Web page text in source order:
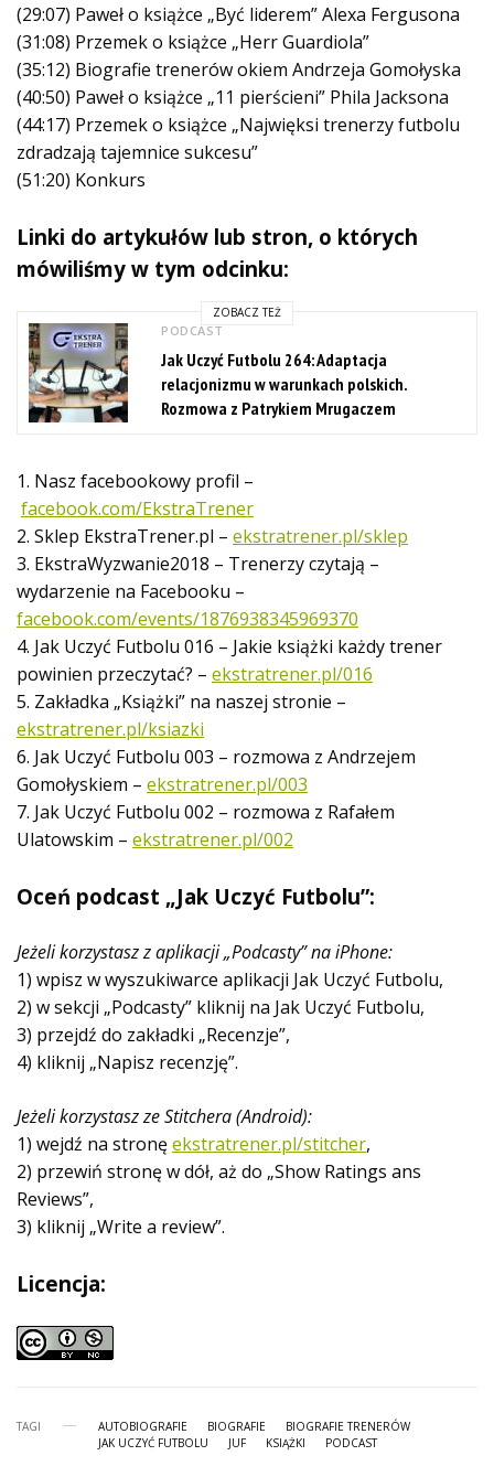
(29:07) Paweł o książce „Być liderem” Alexa Fergusona
(31:08) Przemek o książce „Herr Guardiola”
(35:12) Biografie trenerów okiem Andrzeja Gomołyska
(40:50) Paweł o książce „11 pierścieni” Phila Jacksona
(44:17) Przemek o książce „Najwięksi trenerzy futbolu
zdradzają tajemnice sukcesu”
(51:20) Konkurs
Linki do artykułów lub stron, o których
mówiliśmy w tym odcinku:
ZOBACZ TEŻ
PODCAST
Jak Uczyć Futbolu 264: Adaptacja
relacjonizmu w warunkach polskich.
Rozmowa z Patrykiem Mrugaczem
1. Nasz facebookowy profil –
facebook.com/EkstraTrener
2. Sklep EkstraTrener.pl –ekstratrener.pl/sklep
3. EkstraWyzwanie2018 – Trenerzy czytają –
wydarzenie na Facebooku –
facebook.com/events/1876938345969370
4. Jak Uczyć Futbolu 016 – Jakie książki każdy trener
powinien przeczytać? –ekstratrener.pl/016
5. Zakładka „Książki” na naszej stronie –
ekstratrener.pl/ksiazki
6. Jak Uczyć Futbolu 003 – rozmowa z Andrzejem
Gomołyskiem –ekstratrener.pl/003
7. Jak Uczyć Futbolu 002 – rozmowa z Rafałem
Ulatowskim –ekstratrener.pl/002
Oceń podcast „Jak Uczyć Futbolu”:
Jeżeli korzystasz z aplikacji „Podcasty” na iPhone:
1) wpisz w wyszukiwarce aplikacji Jak Uczyć Futbolu,
2) w sekcji „Podcasty” kliknij na Jak Uczyć Futbolu,
3) przejdź do zakładki „Recenzje”,
4) kliknij „Napisz recenzję”.
Jeżeli korzystasz ze Stitchera (Android):
1) wejdź na stronęekstratrener.pl/stitcher,
2) przewiń stronę w dół, aż do „Show Ratings ans
Reviews”,
3) kliknij „Write a review”.
Licencja:
TAGI AUTOBIOGRAFIE BIOGRAFIE
BIOGRAFIE TRENERÓW
JAK UCZYĆ FUTBOLU
JUF KSIĄŻKI PODCAST